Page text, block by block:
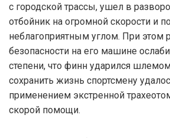
с городской трассы, ушел в
отбойник на огромной скорости и
неблагоприятным углом. При этом
безопасности на его машине
степени, что финн ударился
сохранить жизнь спортсмену
применением экстренной
скорой помощи.